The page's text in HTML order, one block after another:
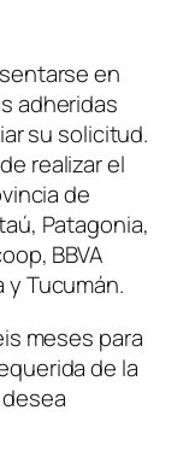
en
adheridas
su solicitud.
realizar el
de
Patagonia,
BBVA
y Tucumán.
meses para
de la